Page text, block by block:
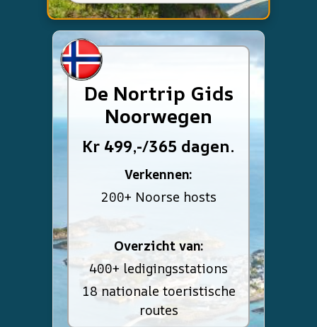
De Nortrip Gids
Noorwegen
Kr 499,-/365 dagen.
Verkennen:
200+ Noorse hosts
Overzicht van:
400+ ledigingsstations
18 nationale toeristische
routes